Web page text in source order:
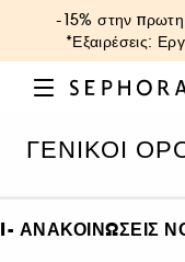
-15% στην πρωτη
*Εξαιρέσεις:
ΓΕΝΙΚΟΙ
I- ΑΝΑΚΟΙΝΩΣΕΙΣ